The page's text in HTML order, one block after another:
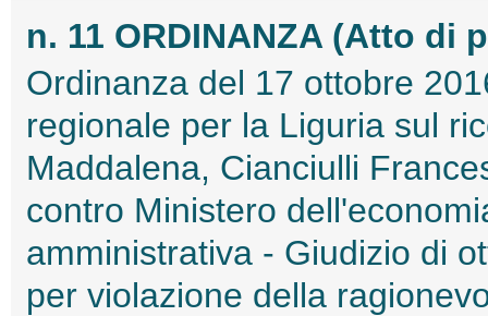
n. 11 ORDINANZA (Atto di
Ordinanza del 17 ottobre
regionale per la Liguria sul
Maddalena, Cianciulli
contro Ministero
amministrativa - Giudizio di
per violazione della